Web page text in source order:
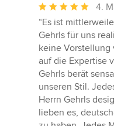
Durchschnittliche
Bewertung:
5
von
5
Sternen
4.
“Es ist
Gehrls für uns
keine Vorstellung
auf die Expertise
Gehrls berät
unseren Stil.
Herrn Gehrls
lieben es,